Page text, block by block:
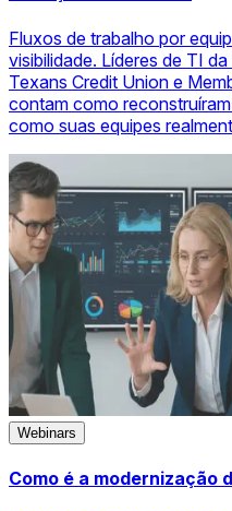
Fluxos de trabalho por
visibilidade. Líderes de TI
Texans Credit Union e
contam como
como suas equipes
Webinars
Como é a modernização